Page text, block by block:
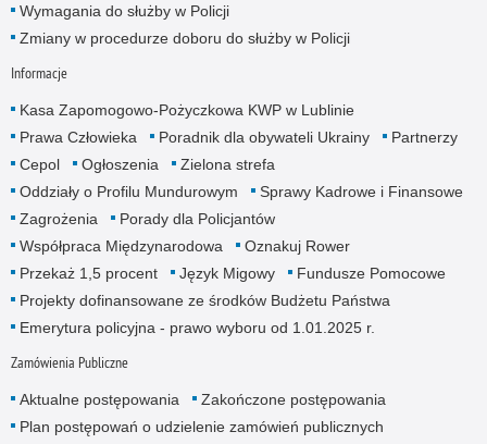
Wymagania do służby w Policji
Zmiany w procedurze doboru do służby w Policji
Informacje
Kasa Zapomogowo-Pożyczkowa KWP w Lublinie
Prawa Człowieka
Poradnik dla obywateli Ukrainy
Partnerzy
Cepol
Ogłoszenia
Zielona strefa
Oddziały o Profilu Mundurowym
Sprawy Kadrowe i Finansowe
Zagrożenia
Porady dla Policjantów
Współpraca Międzynarodowa
Oznakuj Rower
Przekaż 1,5 procent
Język Migowy
Fundusze Pomocowe
Projekty dofinansowane ze środków Budżetu Państwa
Emerytura policyjna - prawo wyboru od 1.01.2025 r.
Zamówienia Publiczne
Aktualne postępowania
Zakończone postępowania
Plan postępowań o udzielenie zamówień publicznych